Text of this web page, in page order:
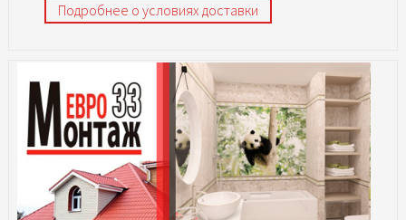
Подробнее о условиях доставки